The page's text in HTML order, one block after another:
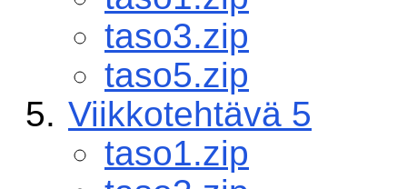
taso3.zip
taso5.zip
Viikkotehtävä 5
taso1.zip